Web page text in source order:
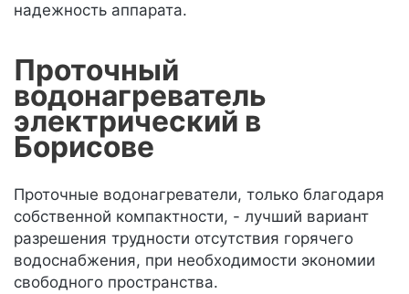
надежность аппарата.
Проточный
водонагреватель
электрический в
Борисове
Проточные водонагреватели, только благодаря
собственной компактности, - лучший вариант
разрешения трудности отсутствия горячего
водоснабжения, при необходимости экономии
свободного пространства.